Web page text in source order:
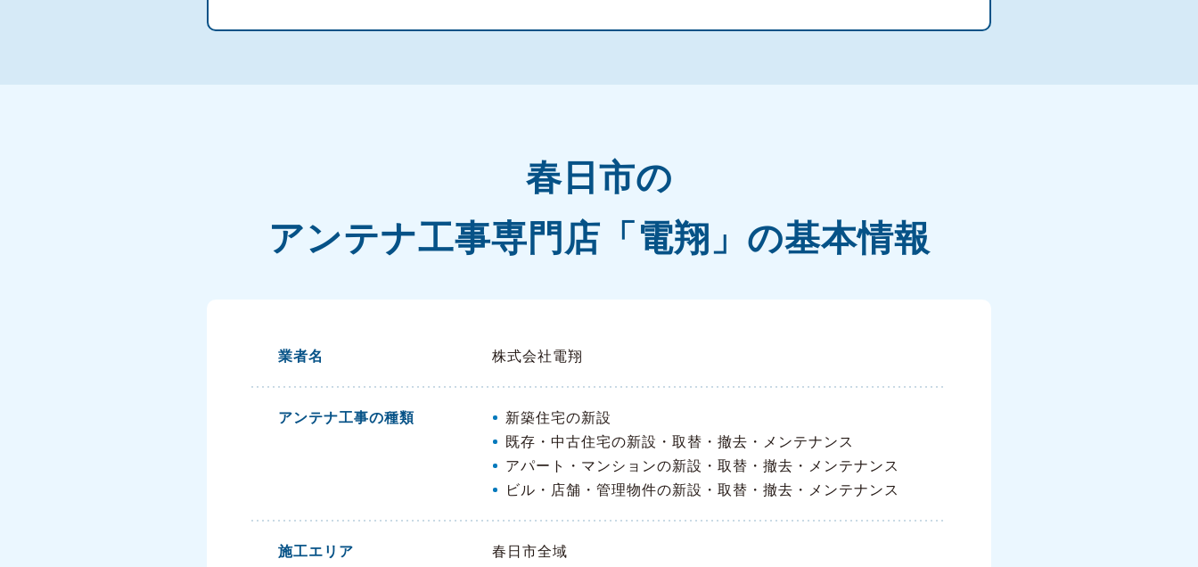
春日市の
アンテナ工事専門店「電翔」の基本情報
業者名 株式会社電翔
アンテナ工事の種類
新築住宅の新設
既存・中古住宅の新設・取替・撤去・メンテナンス
アパート・マンションの新設・取替・撤去・メンテナンス
ビル・店舗・管理物件の新設・取替・撤去・メンテナンス
施工エリア 春日市全域